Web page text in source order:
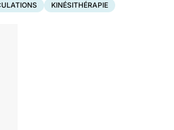
KINÉSITHÉRAPIE